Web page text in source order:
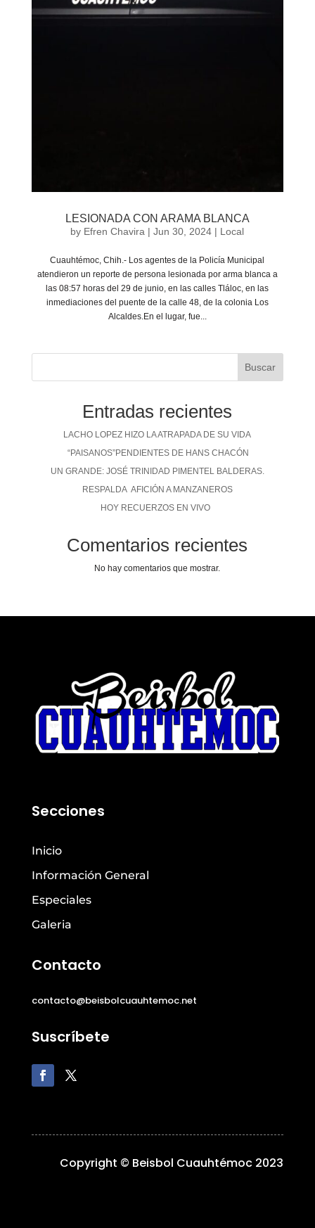
LESIONADA CON ARAMA BLANCA
by Efren Chavira |Jun 30, 2024 | Local
Cuauhtémoc, Chih.- Los agentes de la Policía Municipal
atendieron un reporte de persona lesionada por arma blanca a
las 08:57 horas del 29 de junio, en las calles Tláloc, en las
inmediaciones del puente de la calle 48, de la colonia Los
Alcaldes.En el lugar, fue...
Buscar
Entradas recientes
LACHO LOPEZ HIZO LA ATRAPADA DE SU VIDA
“PAISANOS”PENDIENTES DE HANS CHACÓN
UN GRANDE: JOSÉ TRINIDAD PIMENTEL BALDERAS.
RESPALDA AFICIÓN A MANZANEROS
HOY RECUERZOS EN VIVO
Comentarios recientes
No hay comentarios que mostrar.
Secciones
Inicio
Información General
Especiales
Galeria
Contacto
contacto@beisbolcuauhtemoc.net
Suscríbete
Copyright © Beisbol Cuauhtémoc 2023